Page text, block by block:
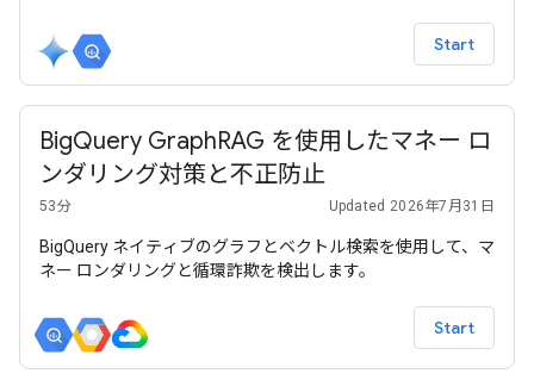
Start
BigQuery GraphRAG を使用したマネー ロ
ンダリング対策と不正防止
53分 Updated 2026年7月31日
BigQuery ネイティブのグラフとベクトル検索を使用して、マ
ネー ロンダリングと循環詐欺を検出します。
Start